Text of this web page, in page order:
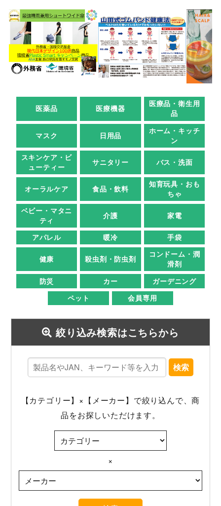
医薬品 医療機器
医療品・衛生用
品
マスク 日用品
ホーム・キッチ
ン
スキンケア・ビ
ューティー
サニタリー バス・洗面
オーラルケア 食品・飲料
知育玩具・おも
ちゃ
ベビー・マタニ
ティ
介護 家電
アパレル 暖冷 手袋
健康 殺虫剤・防虫剤
コンドーム・潤
滑剤
防災
カー
ガーデニング
ペット
会員専用
絞り込み検索はこちらから
検索
【カテゴリー】×【メーカー】で絞り込んで、商
品をお探しいただけます。
×